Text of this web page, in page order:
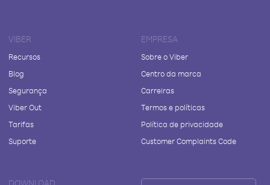
VIBER
Recursos
Blog
Segurança
Viber Out
Tarifas
Suporte
EMPRESA
Sobre o Viber
Centro da marca
Carreiras
Termos e políticas
Política de privacidade
Customer Complaints Code
DOWNLOAD